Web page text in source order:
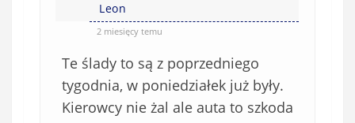
Leon
2 miesięcy temu
Te ślady to są z poprzedniego
tygodnia, w poniedziałek już były.
Kierowcy nie żal ale auta to szkoda